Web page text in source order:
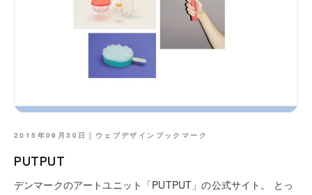
2015年09月30日｜ ウェブデザインブックマーク
PUTPUT
デンマークのアートユニット「PUTPUT」の公式サイト。 とっ